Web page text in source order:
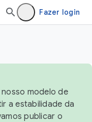
Fazer login
modelo de
a estabilidade da
publicar o